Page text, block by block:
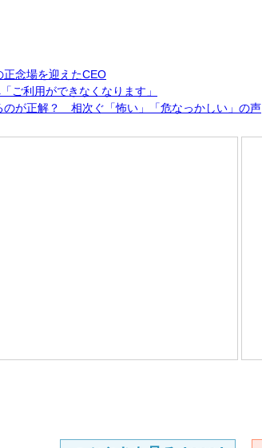
念場を迎えたCEO
ご利用ができなくなります」
のが正解？ 相次ぐ「怖い」「危なっかしい」の声